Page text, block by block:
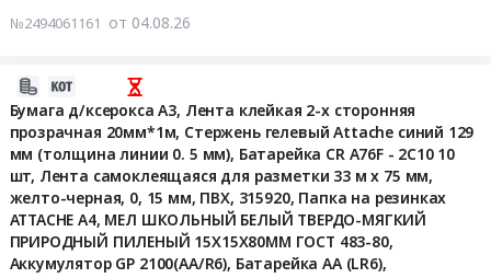
№2494061161 от 04.08.26
Бумага д/ксерокса А3, Лента клейкая 2-х сторонняя
прозрачная 20мм*1м, Стержень гелевый Attache синий 129
мм (толщина линии 0. 5 мм), Батарейка CR А76F - 2C10 10
шт, Лента самоклеящаяся для разметки 33 м х 75 мм,
желто-черная, 0, 15 мм, ПВХ, 315920, Папка на резинках
ATTACHE А4, МЕЛ ШКОЛЬНЫЙ БЕЛЫЙ ТВЕРДО-МЯГКИЙ
ПРИРОДНЫЙ ПИЛЕНЫЙ 15Х15Х80ММ ГОСТ 483-80,
Аккумулятор GP 2100(АА/R6), Батарейка АА (LR6),